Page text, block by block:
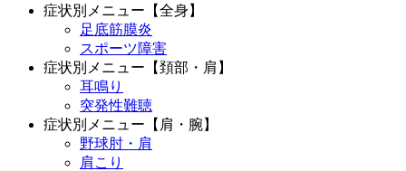
症状別メニュー【全身】
足底筋膜炎
スポーツ障害
症状別メニュー【頚部・肩】
耳鳴り
突発性難聴
症状別メニュー【肩・腕】
野球肘・肩
肩こり